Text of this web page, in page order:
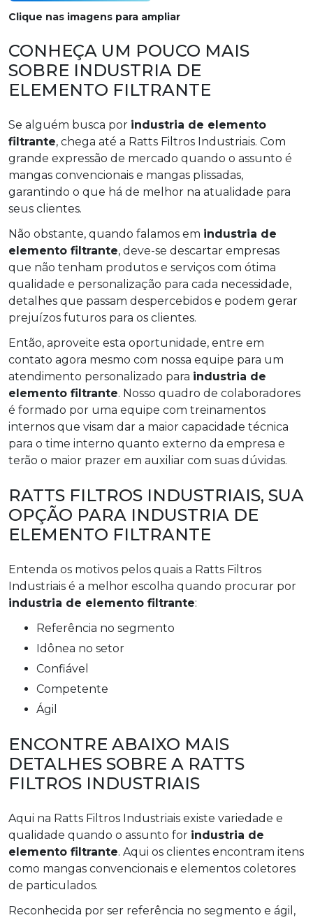
Clique nas imagens para ampliar
CONHEÇA UM POUCO MAIS
SOBRE INDUSTRIA DE
ELEMENTO FILTRANTE
Se alguém busca por industria de elemento
filtrante, chega até a Ratts Filtros Industriais. Com
grande expressão de mercado quando o assunto é
mangas convencionais e mangas plissadas,
garantindo o que há de melhor na atualidade para
seus clientes.
Não obstante, quando falamos em industria de
elemento filtrante, deve-se descartar empresas
que não tenham produtos e serviços com ótima
qualidade e personalização para cada necessidade,
detalhes que passam despercebidos e podem gerar
prejuízos futuros para os clientes.
Então, aproveite esta oportunidade, entre em
contato agora mesmo com nossa equipe para um
atendimento personalizado para industria de
elemento filtrante. Nosso quadro de colaboradores
é formado por uma equipe com treinamentos
internos que visam dar a maior capacidade técnica
para o time interno quanto externo da empresa e
terão o maior prazer em auxiliar com suas dúvidas.
RATTS FILTROS INDUSTRIAIS, SUA
OPÇÃO PARA INDUSTRIA DE
ELEMENTO FILTRANTE
Entenda os motivos pelos quais a Ratts Filtros
Industriais é a melhor escolha quando procurar por
industria de elemento filtrante:
referência no segmento
idônea no setor
confiável
competente
ágil
ENCONTRE ABAIXO MAIS
DETALHES SOBRE A RATTS
FILTROS INDUSTRIAIS
Aqui na Ratts Filtros Industriais existe variedade e
qualidade quando o assunto for industria de
elemento filtrante. Aqui os clientes encontram itens
como mangas convencionais e elementos coletores
de particulados.
Reconhecida por ser referência no segmento e ágil,